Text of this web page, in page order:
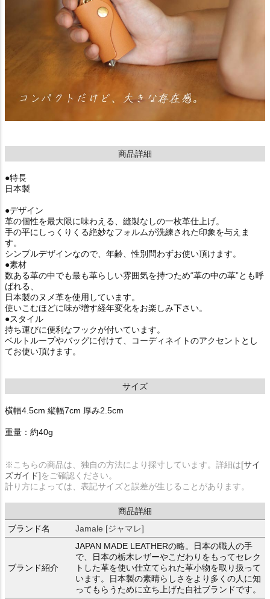
商品詳細
●特長
日本製
●デザイン
革の個性を最大限に味わえる、縫製なしの一枚革仕上げ。
手の平にしっくりくる絶妙なフォルムが洗練された印象を与えま
す。
シンプルデザインなので、年齢、性別問わずお使い頂けます。
●素材
数ある革の中でも最も革らしい雰囲気を持つため“革の中の革”とも呼
ばれる、
日本製のヌメ革を使用しています。
使いこむほどに味が増す経年変化をお楽しみ下さい。
●スタイル
持ち運びに便利なフックが付いています。
ベルトループやバッグに付けて、コーディネイトのアクセントとし
てお使い頂けます。
サイズ
横幅4.5cm 縦幅7cm 厚み2.5cm
重量：約40g
※こちらの商品は、独自の方法により採寸しています。詳細は[サイ
ズガイド]をご確認ください。
計り方によっては、表記サイズと誤差が生じることがあります。
商品詳細
ブランド名
Jamale [ジャマレ]
ブランド紹介
JAPAN MADE LEATHERの略。日本の職人の手
で、日本の栃木レザーやこだわりをもってセレク
トした革を使い仕立てられた革小物を取り扱って
います。日本製の素晴らしさをより多くの人に知
ってもらうために立ち上げた自社ブランドです。